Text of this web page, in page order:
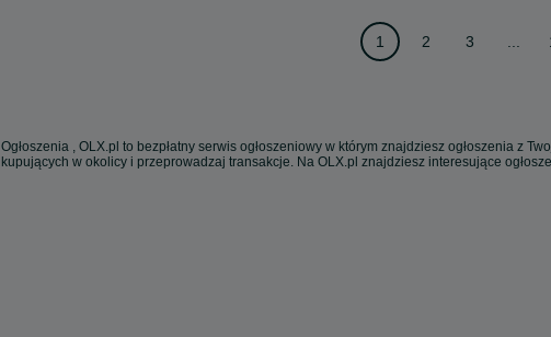
1 2 3
Ogłoszenia , OLX.pl to bezpłatny serwis ogłoszeniowy w którym znajdziesz ogłoszenia z
kupujących w okolicy i przeprowadzaj transakcje. Na OLX.pl znajdziesz interesujące